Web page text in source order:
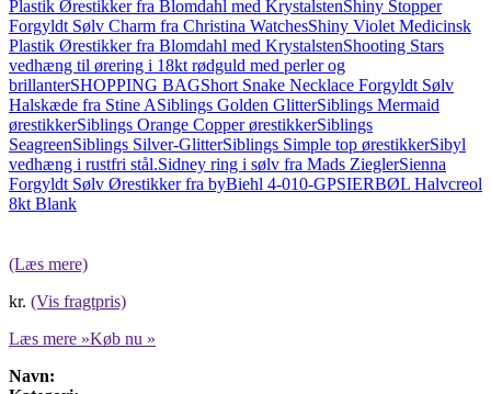
Plastik Ørestikker fra Blomdahl med KrystalstenShiny Stopper
Forgyldt Sølv Charm fra Christina WatchesShiny Violet Medicinsk
Plastik Ørestikker fra Blomdahl med KrystalstenShooting Stars
vedhæng til ørering i 18kt rødguld med perler og
brillanterSHOPPING BAGShort Snake Necklace Forgyldt Sølv
Halskæde fra Stine ASiblings Golden GlitterSiblings Mermaid
ørestikkerSiblings Orange Copper ørestikkerSiblings
SeagreenSiblings Silver-GlitterSiblings Simple top ørestikkerSibyl
vedhæng i rustfri stål.Sidney ring i sølv fra Mads ZieglerSienna
Forgyldt Sølv Ørestikker fra byBiehl 4-010-GPSIERBØL Halvcreol
8kt Blank
(Læs mere)
kr. (Vis fragtpris)
Læs mere »Køb nu »
Navn: